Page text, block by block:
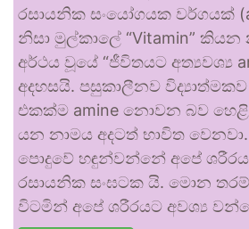
රසායනික සංයෝගයක වර්ගයක්
නිසා මුල්කාලේ “Vitamin” කියන
අර්ථය වූයේ “ජීවිතයට අත්‍යවශ්‍ය
අදහසයි. පසුකාලීනව විද්‍යාත්මකව
එකක්ම amine නොවන බව
යන නාමය අදටත් භාවිත
පොදුවේ හඳුන්වන්නේ අපේ
රසායනික සංඝටක යි. මොන
විටමින් අපේ ශරීරයට අවශ්‍ය